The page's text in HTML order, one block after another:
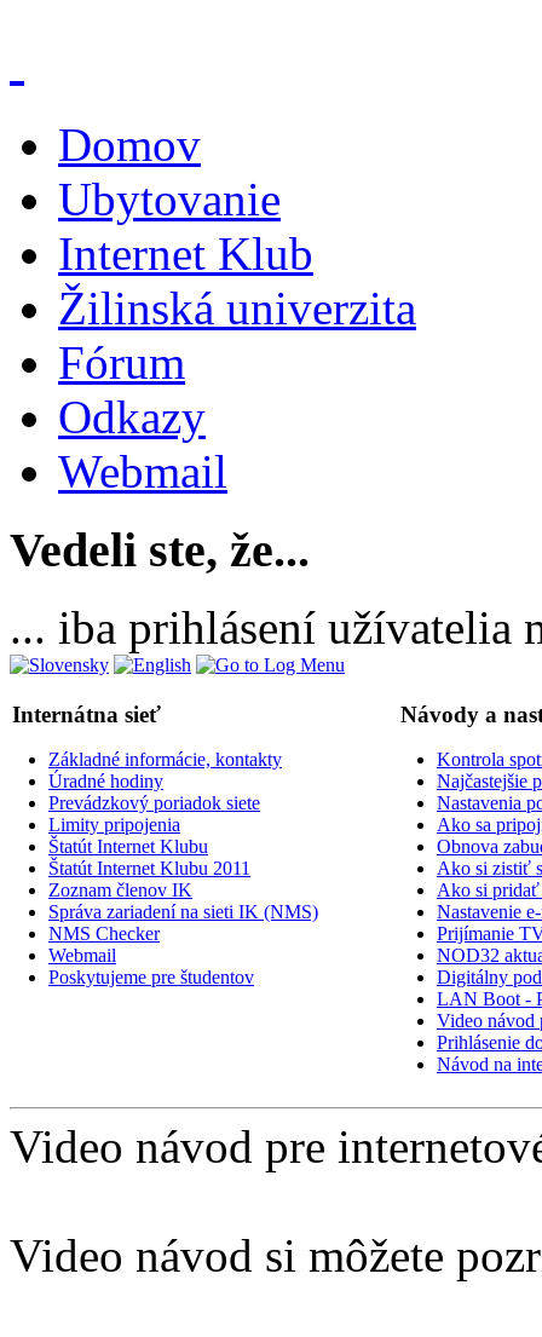
Domov
Ubytovanie
Internet Klub
Žilinská univerzita
Fórum
Odkazy
Webmail
Vedeli ste, že...
... iba prihlásení užívatelia
Internátna sieť Návody a
Základné informácie, kontakty
Úradné hodiny
Prevádzkový poriadok siete
Limity pripojenia
Štatút Internet Klubu
Štatút Internet Klubu 2011
Zoznam členov IK
Správa zariadení na sieti IK (NMS)
NMS Checker
Webmail
Poskytujeme pre študentov
Kontrola
Najčastejšie
Nastavenia
Ako sa
Obnova
Ako si zistiť
Ako si
Nastavenie
Prijímanie
NOD32
Digitálny
LAN Boot -
Video návod
Prihlásenie
Návod na
Video návod pre
Video návod si môžete